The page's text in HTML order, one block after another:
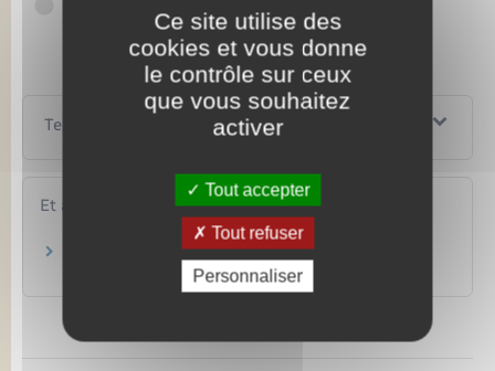
Étranger entré mineur devenu majeur
Textes de référence
Et aussi
Ce site utilise des
cookies et vous donne
le contrôle sur ceux
que vous souhaitez
activer
Tout accepter
Tout refuser
Personnaliser